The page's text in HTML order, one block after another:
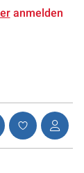
anmelden